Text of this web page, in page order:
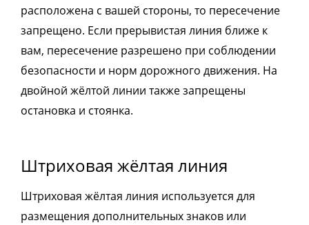
расположена с вашей стороны, то пересечение
запрещено. Если прерывистая линия ближе к
вам, пересечение разрешено при соблюдении
безопасности и норм дорожного движения. На
двойной жёлтой линии также запрещены
остановка и стоянка.
Штриховая жёлтая линия
Штриховая жёлтая линия используется для
размещения дополнительных знаков или